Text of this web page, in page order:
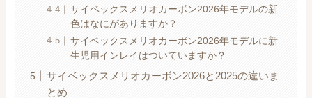
サイベックスメリオカーボン2026年モデルの新
色はなにがありますか？
サイベックスメリオカーボン2026年モデルに新
生児用インレイはついていますか？
サイベックスメリオカーボン2026と2025の違いま
とめ